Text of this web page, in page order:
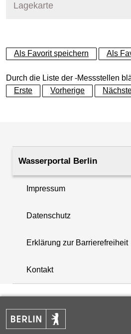
Lagekarte
+
−
+
−
Als Favorit speichern Als
Durch die Liste der -Messstellen
Erste
Vorherige
Wasserportal Berlin
Impressum
Datenschutz
Erklärung zur Barrierefreiheit
Kontakt